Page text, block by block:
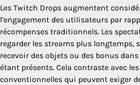
Les Twitch Drops augmentent
l’engagement des utilisateurs par
récompenses traditionnels. Les
regarder les streams plus longtemps,
recevoir des objets ou des bonus
étant présents. Cela contraste avec
conventionnelles qui peuvent exiger